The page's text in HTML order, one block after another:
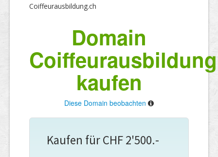
Coiffeurausbildung.ch
Domain
kaufen
Diese Domain beobachten
Kaufen für CHF 2'500.-